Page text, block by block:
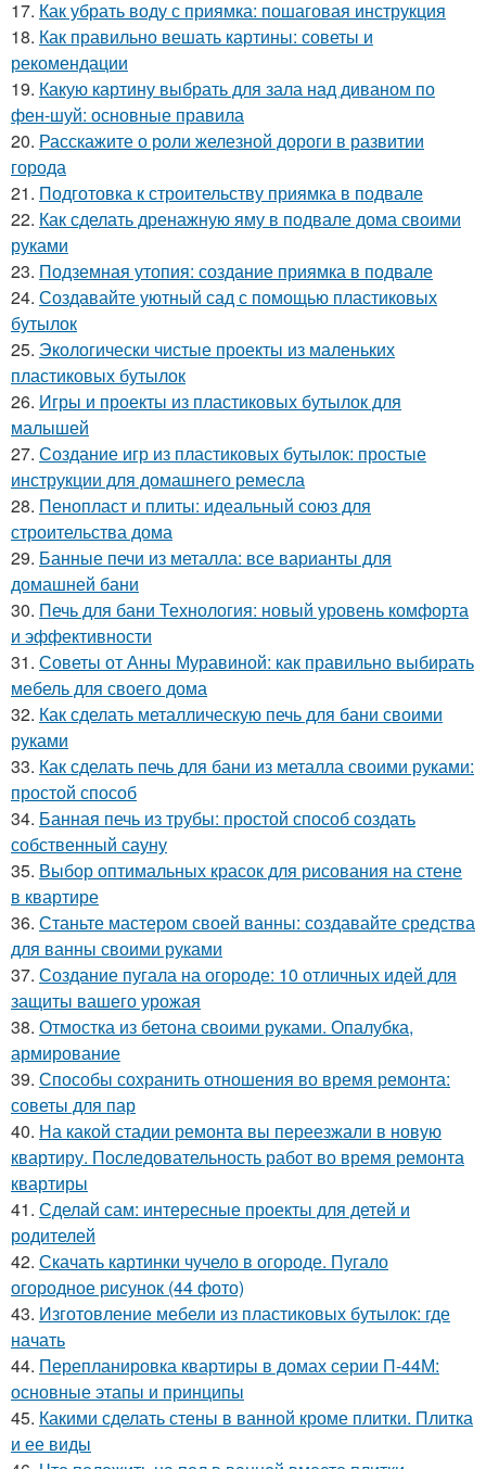
17. Как убрать воду с приямка: пошаговая инструкция
18. Как правильно вешать картины: советы и
рекомендации
19. Какую картину выбрать для зала над диваном по
фен-шуй: основные правила
20. Расскажите о роли железной дороги в развитии
города
21. Подготовка к строительству приямка в подвале
22. Как сделать дренажную яму в подвале дома своими
руками
23. Подземная утопия: создание приямка в подвале
24. Создавайте уютный сад с помощью пластиковых
бутылок
25. Экологически чистые проекты из маленьких
пластиковых бутылок
26. Игры и проекты из пластиковых бутылок для
малышей
27. Создание игр из пластиковых бутылок: простые
инструкции для домашнего ремесла
28. Пенопласт и плиты: идеальный союз для
строительства дома
29. Банные печи из металла: все варианты для
домашней бани
30. Печь для бани Технология: новый уровень комфорта
и эффективности
31. Советы от Анны Муравиной: как правильно выбирать
мебель для своего дома
32. Как сделать металлическую печь для бани своими
руками
33. Как сделать печь для бани из металла своими руками:
простой способ
34. Банная печь из трубы: простой способ создать
собственный сауну
35. Выбор оптимальных красок для рисования на стене
в квартире
36. Станьте мастером своей ванны: создавайте средства
для ванны своими руками
37. Создание пугала на огороде: 10 отличных идей для
защиты вашего урожая
38. Отмостка из бетона своими руками. Опалубка,
армирование
39. Способы сохранить отношения во время ремонта:
советы для пар
40. На какой стадии ремонта вы переезжали в новую
квартиру. Последовательность работ во время ремонта
квартиры
41. Сделай сам: интересные проекты для детей и
родителей
42. Скачать картинки чучело в огороде. Пугало
огородное рисунок (44 фото)
43. Изготовление мебели из пластиковых бутылок: где
начать
44. Перепланировка квартиры в домах серии П-44М:
основные этапы и принципы
45. Какими сделать стены в ванной кроме плитки. Плитка
и ее виды